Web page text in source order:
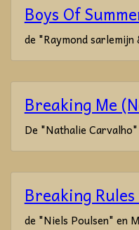
Boys Of
de "Raymond
Breaking Me
De "Nathalie
Breaking
de "Niels Poulsen" en